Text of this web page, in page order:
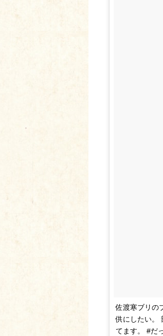
佐渡寒ブリの
供にしたい。
てます。 #だ